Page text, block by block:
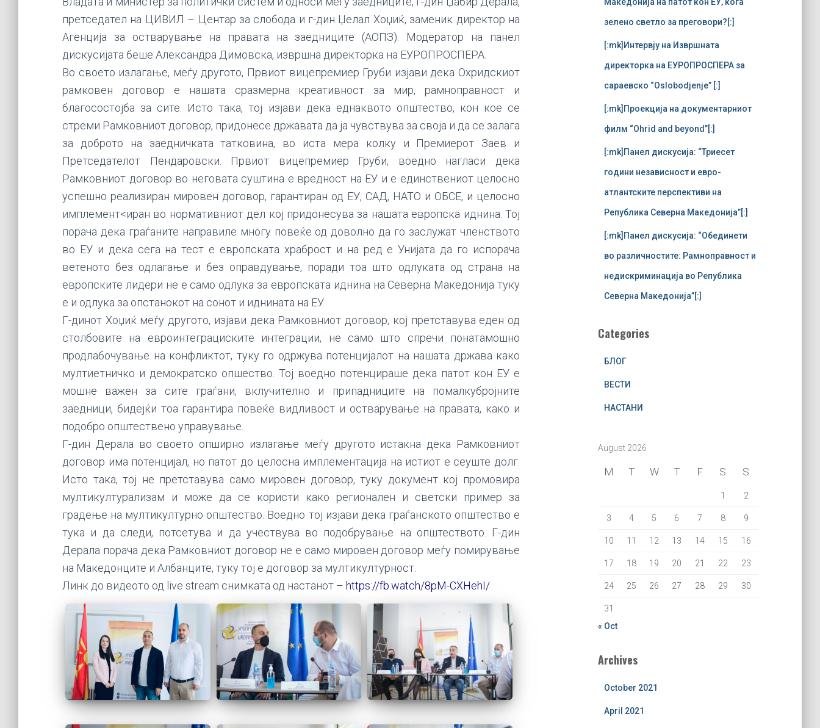
претседател на ЦИВИЛ – Центар за слобода и г-дин Џелал Хоџиќ, заменик директор на
Агенција за остварување на правата на заедниците (АОПЗ). Модератор на панел
дискусијата беше Александра Димовска, извршна директорка на ЕУРОПРОСПЕРА.
Во своето излагање, меѓу другото, Првиот вицепремиер Груби изјави дека Охридскиот
рамковен договор е нашата сразмерна креативност за мир, рамноправност и
благосостојба за сите. Исто така, тој изјави дека еднаквото општество, кон кое се
стреми Рамковниот договор, придонесе државата да ја чувствува за своја и да се залага
за доброто на заедничката татковина, во иста мера колку и Премиерот Заев и
Претседателот Пендаровски. Првиот вицепремиер Груби, воедно нагласи дека
Рамковниот договор во неговата суштина е вредност на ЕУ и е единствениот целосно
успешно реализиран мировен договор, гарантиран од ЕУ, САД, НАТО и ОБСЕ, и целосно
имплемент<иран во нормативниот дел кој придонесува за нашата европска иднина. Тој
порача дека граѓаните направиле многу повеќе од доволно да го заслужат членството
во ЕУ и дека сега на тест е европската храброст и на ред е Унијата да го испорача
ветеното без одлагање и без оправдување, поради тоа што одлуката од страна на
европските лидери не е само одлука за европската иднина на Северна Македонија туку
е и одлука за опстанокот на сонот и иднината на ЕУ.
Г-динот Хоџиќ меѓу другото, изјави дека Рамковниот договор, кој претставува еден од
столбовите на евроинтеграциските интеграции, не само што спречи понатамошно
продлабочување на конфликтот, туку го одржува потенцијалот на нашата држава како
мултиетничко и демократско опшество. Тој воедно потенцираше дека патот кон ЕУ е
мошне важен за сите граѓани, вклучително и припадниците на помалкубројните
заедници, бидејќи тоа гарантира повеќе видливост и остварување на правата, како и
подобро општествено управување.
Г-дин Дерала во своето опширно излагање меѓу другото истакна дека Рамковниот
договор има потенцијал, но патот до целосна имплементација на истиот е сеуште долг.
Исто така, тој не претставува само мировен договор, туку документ кој промовира
мултикултурализам и може да се користи како регионален и светски пример за
градење на мултикултурно општество. Воедно тој изјави дека граѓанското општество е
тука и да следи, потсетува и да учествува во подобрување на општеството. Г-дин
Дерала порача дека Рамковниот договор не е само мировен договор меѓу помирување
на Македонците и Албанците, туку тој е договор за мултикултурност.
Линк до видеото од live stream снимката од настанот – https://fb.watch/8pM-CXHehI/
зелено светло за преговори?[:]
[:mk]Интервју на Извршната
директорка на ЕУРОПРОСПЕРА за
сараевско “Oslobodjenje” [:]
[:mk]Проекција на документарниот
филм “Ohrid and beyond”[:]
[:mk]Панел дискусија: “Триесет
години независност и евро-
атлантските перспективи на
Република Северна Македонија”[:]
[:mk]Панел дискусија: “Обединети
во различностите: Рамноправност и
недискриминација во Република
Северна Македонија”[:]
Categories
БЛОГ
ВЕСТИ
НАСТАНИ
August 2026
M T W T F S S
1 2
3 4 5 6 7 8 9
10 11 12 13 14 15 16
17 18 19 20 21 22 23
24 25 26 27 28 29 30
31
« Oct
Archives
October 2021
April 2021